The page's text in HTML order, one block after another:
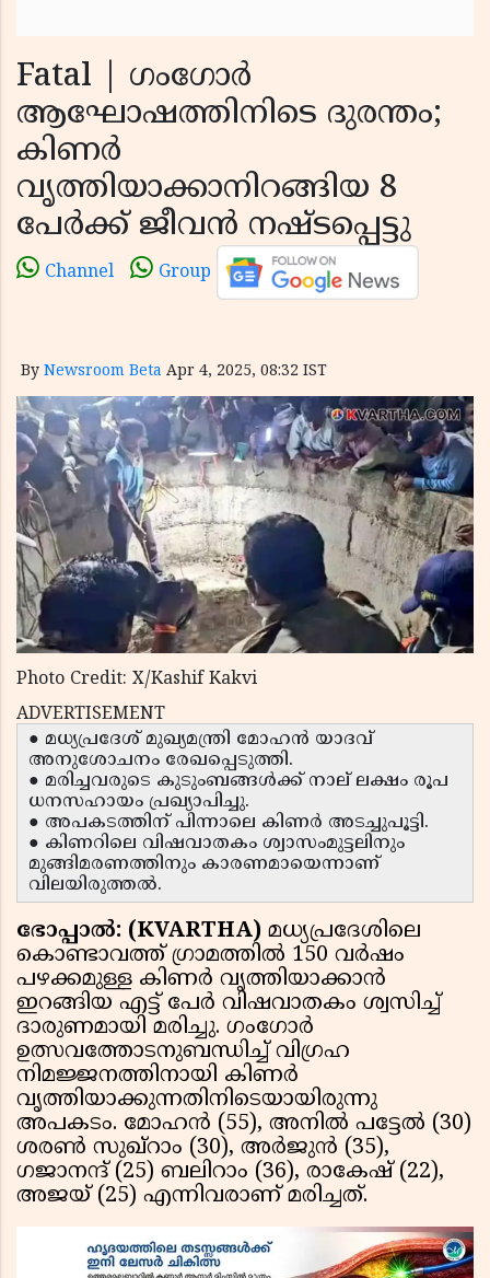
Fatal | ഗംഗോര്‍
ആഘോഷത്തിനിടെ ദുരന്തം;
കിണര്‍
വൃത്തിയാക്കാനിറങ്ങിയ 8
പേര്‍ക്ക് ജീവന്‍ നഷ്ടപ്പെട്ടു
Channel Group
By Newsroom Beta Apr 4, 2025, 08:32 IST
Photo Credit: X/Kashif Kakvi
ADVERTISEMENT
● മധ്യപ്രദേശ് മുഖ്യമന്ത്രി മോഹന്‍ യാദവ്
അനുശോചനം രേഖപ്പെടുത്തി.
● മരിച്ചവരുടെ കുടുംബങ്ങള്‍ക്ക് നാല് ലക്ഷം രൂപ
ധനസഹായം പ്രഖ്യാപിച്ചു.
● അപകടത്തിന് പിന്നാലെ കിണര്‍ അടച്ചുപൂട്ടി.
● കിണറിലെ വിഷവാതകം ശ്വാസംമുട്ടലിനും
മുങ്ങിമരണത്തിനും കാരണമായെന്നാണ്
വിലയിരുത്തല്‍.
ഭോപ്പാല്‍: (KVARTHA) മധ്യപ്രദേശിലെ
കൊണ്ടാവത്ത് ഗ്രാമത്തിൽ 150 വർഷം
പഴക്കമുള്ള കിണർ വൃത്തിയാക്കാൻ
ഇറങ്ങിയ എട്ട് പേർ വിഷവാതകം ശ്വസിച്ച്
ദാരുണമായി മരിച്ചു. ഗംഗോർ
ഉത്സവത്തോടനുബന്ധിച്ച് വിഗ്രഹ
നിമജ്ജനത്തിനായി കിണർ
വൃത്തിയാക്കുന്നതിനിടെയായിരുന്നു
അപകടം. മോഹൻ (55), അനിൽ പട്ടേൽ (30)
ശരൺ സുഖ്റാം (30), അർജുൻ (35),
ഗജാനന്ദ് (25) ബലിറാം (36), രാകേഷ് (22),
അജയ് (25) എന്നിവരാണ് മരിച്ചത്.